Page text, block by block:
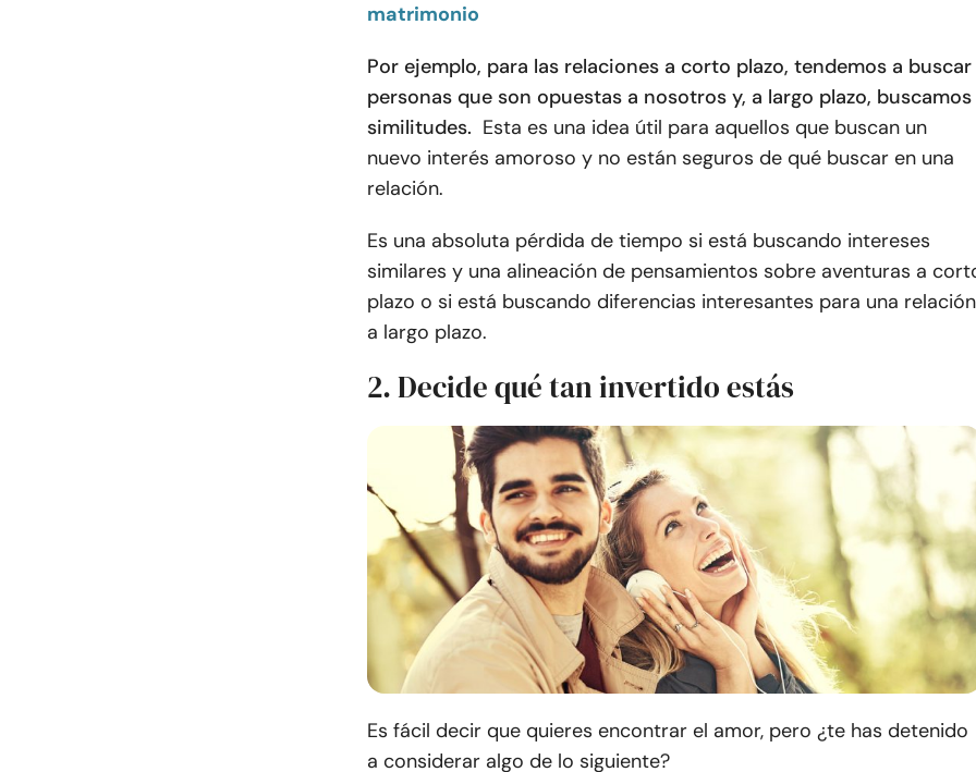
matrimonio
Por ejemplo, para las relaciones a corto plazo, tendemos a buscar
personas que son opuestas a nosotros y, a largo plazo, buscamos
similitudes. Esta es una idea útil para aquellos que buscan un
nuevo interés amoroso y no están seguros de qué buscar en una
relación.
Es una absoluta pérdida de tiempo si está buscando intereses
similares y una alineación de pensamientos sobre aventuras a
plazo o si está buscando diferencias interesantes para una relación
a largo plazo.
2. Decide qué tan invertido estás
Es fácil decir que quieres encontrar el amor, pero ¿te has detenido
a considerar algo de lo siguiente?